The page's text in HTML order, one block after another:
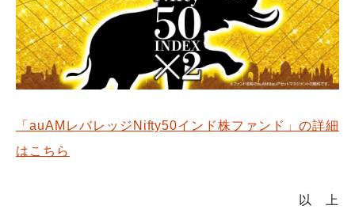
人権に関する方針
サステナビリティ
ウェブアクセシビリティ
電子公告
財務状況等
「auAMレバレッジNifty50インド株ファンド」の詳細
はこちら
以 上